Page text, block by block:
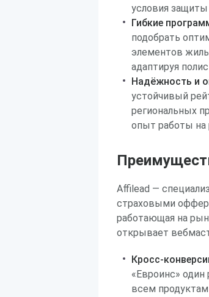
условия
Гибкие
подобрать
элементов
адаптируя
Надёжность и
устойчивый
региональных
опыт работы на
Affilead —
страховыми
работающая на
открывает
Кросс-
«Евроинс» один
всем